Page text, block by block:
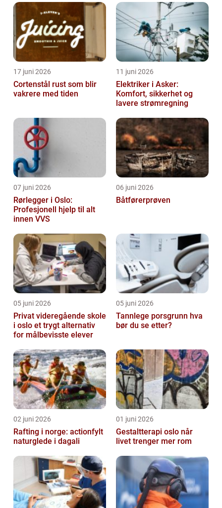
17 juni 2026
Cortenstål rust som blir
vakrere med tiden
11 juni 2026
Elektriker i Asker:
Komfort, sikkerhet og
lavere strømregning
07 juni 2026
Rørlegger i Oslo:
Profesjonell hjelp til alt
innen VVS
06 juni 2026
Båtførerprøven
05 juni 2026
Privat videregående skole
i oslo et trygt alternativ
for målbevisste elever
05 juni 2026
Tannlege porsgrunn hva
bør du se etter?
02 juni 2026
Rafting i norge: actionfylt
naturglede i dagali
01 juni 2026
Gestaltterapi oslo når
livet trenger mer rom